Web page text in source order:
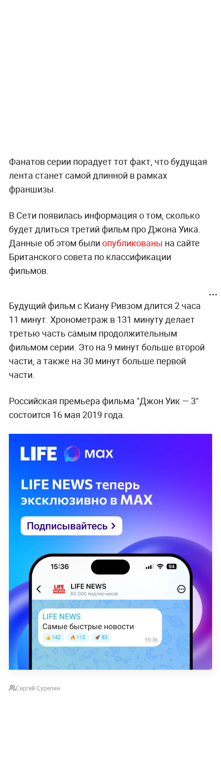
Фанатов серии порадует тот факт, что будущая
лента станет самой длинной в рамках
франшизы.
В Сети появилась информация о том, сколько
будет длиться третий фильм про Джона Уика.
Данные об этом были опубликованы на сайте
Британского совета по классификации
фильмов.
Будущий фильм с Киану Ривзом длится 2 часа
11 минут. Хронометраж в 131 минуту делает
третью часть самым продолжительным
фильмом серии. Это на 9 минут больше второй
части, а также на 30 минут больше первой
части.
Российская премьера фильма "Джон Уик — 3"
состоится 16 мая 2019 года.
Сергей Сурепин